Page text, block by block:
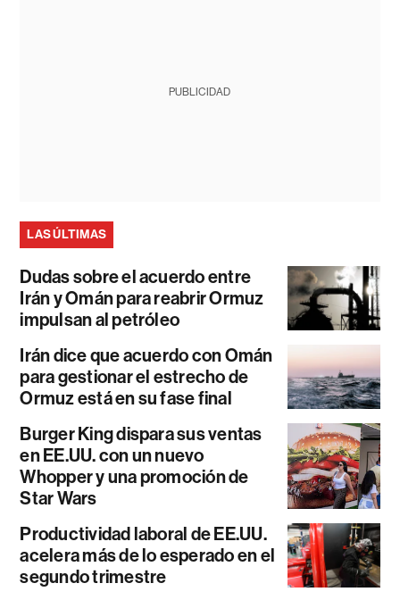
PUBLICIDAD
LAS ÚLTIMAS
Dudas sobre el acuerdo entre
Irán y Omán para reabrir Ormuz
impulsan al petróleo
Irán dice que acuerdo con Omán
para gestionar el estrecho de
Ormuz está en su fase final
Burger King dispara sus ventas
en EE.UU. con un nuevo
Whopper y una promoción de
Star Wars
Productividad laboral de EE.UU.
acelera más de lo esperado en el
segundo trimestre